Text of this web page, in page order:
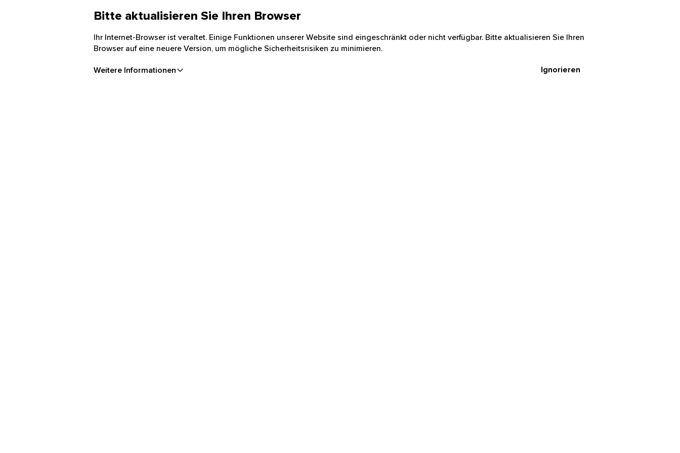
Bitte aktualisieren Sie Ihren Browser
Ihr Internet-Browser ist veraltet. Einige Funktionen unserer Website sind eingeschränkt oder nicht verfügbar. Bitte aktualisieren Sie Ihren
Browser auf eine neuere Version, um mögliche Sicherheitsrisiken zu minimieren.
Weitere Informationen Ignorieren